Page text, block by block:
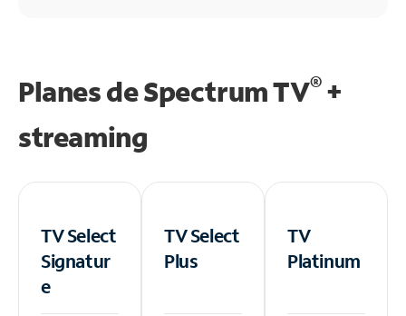
Planes de Spectrum TV®+
streaming
TV Select
Signatur
e
TV Select
Plus
TV
Platinum